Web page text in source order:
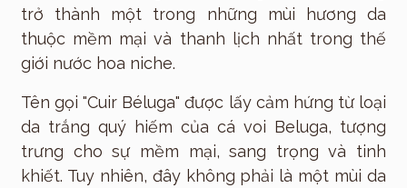
trở thành một trong những mùi hương da
thuộc mềm mại và thanh lịch nhất trong thế
giới nước hoa niche.
Tên gọi "Cuir Béluga" được lấy cảm hứng từ loại
da trắng quý hiếm của cá voi Beluga, tượng
trưng cho sự mềm mại, sang trọng và tinh
khiết. Tuy nhiên, đây không phải là một mùi da